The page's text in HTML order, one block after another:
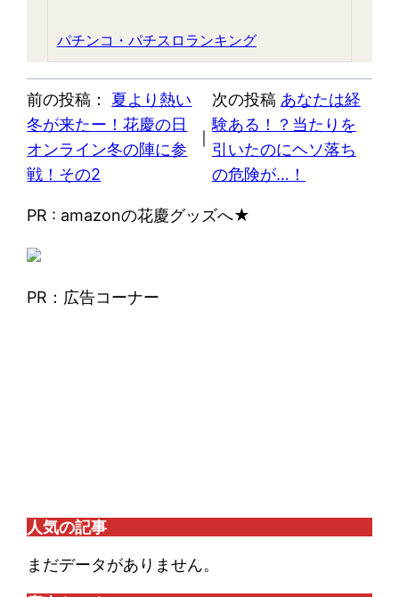
パチンコ・パチスロランキング
前の投稿：
夏より熱い
冬が来たー！花慶の日
オンライン冬の陣に参
戦！その2
｜
次の投稿 あなたは経
験ある！？当たりを
引いたのにヘソ落ち
の危険が…！
PR : amazonの花慶グッズへ★
PR：広告コーナー
人気の記事
まだデータがありません。